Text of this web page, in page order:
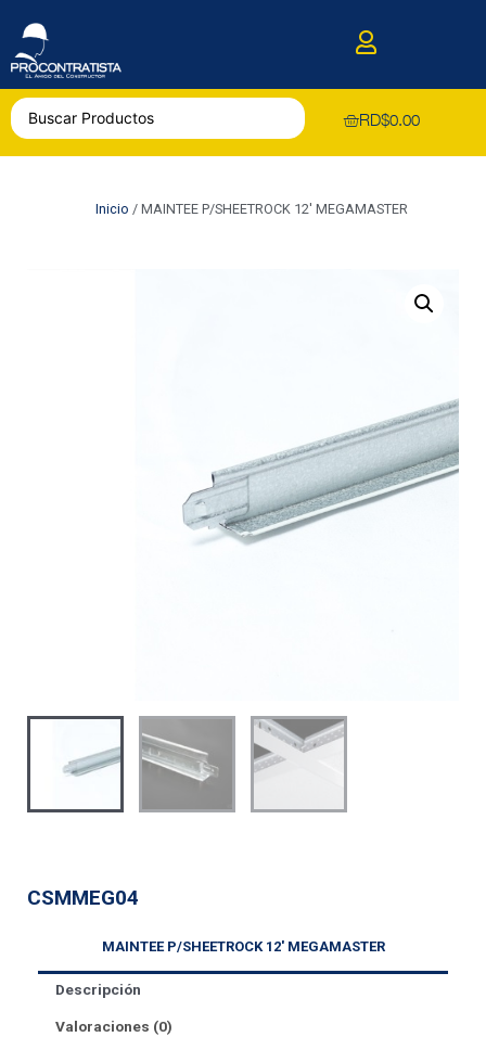
RD$0.00
Inicio / MAINTEE P/SHEETROCK 12′ MEGAMASTER
CSMMEG04
MAINTEE P/SHEETROCK 12' MEGAMASTER
Descripción
Valoraciones (0)